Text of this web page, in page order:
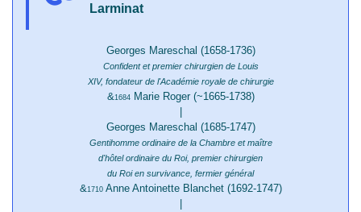
Larminat
Georges Mareschal (1658-1736)
Confident et premier chirurgien de Louis
XIV, fondateur de l'Académie royale de chirurgie
&1684Marie Roger (~1665-1738)
Georges Mareschal (1685-1747)
Gentihomme ordinaire de la Chambre et maître
d'hôtel ordinaire du Roi, premier chirurgien
du Roi en survivance, fermier général
&1710Anne Antoinette Blanchet (1692-1747)